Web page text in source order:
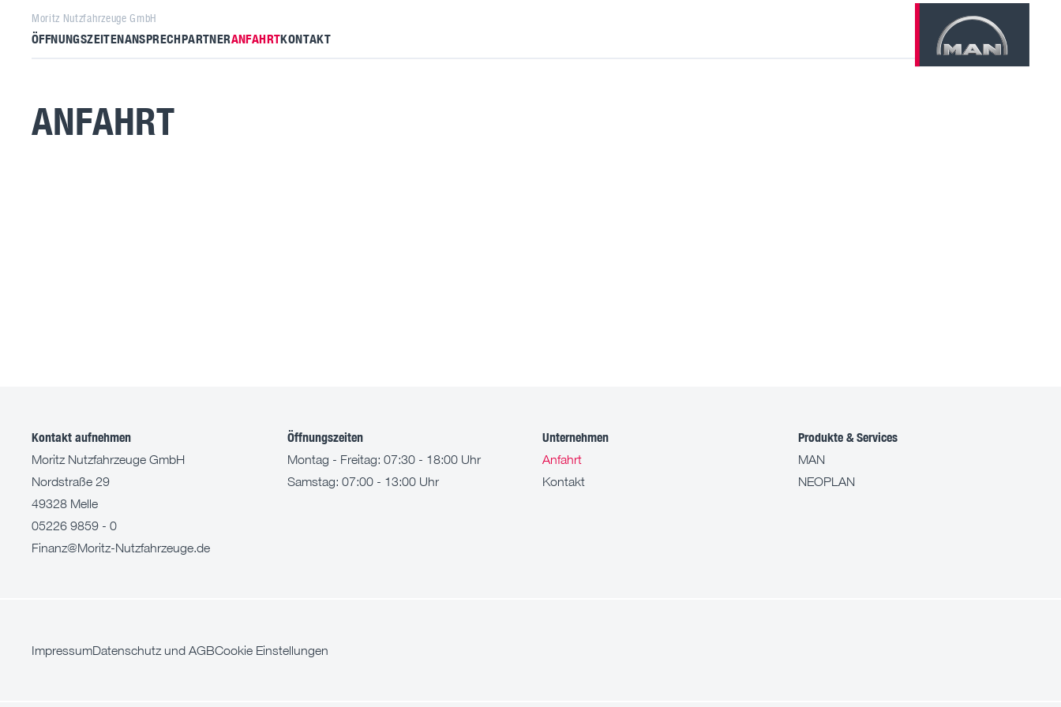
Moritz Nutzfahrzeuge GmbH
ÖFFNUNGSZEITENANSPRECHPARTNERANFAHRTKONTAKT
ANFAHRT
Kontakt aufnehmen
Moritz Nutzfahrzeuge GmbH
Nordstraße 29
49328 Melle
05226 9859 - 0
Finanz@Moritz-Nutzfahrzeuge.de
Öffnungszeiten
Montag - Freitag: 07:30 - 18:00 Uhr
Samstag: 07:00 - 13:00 Uhr
Unternehmen
Anfahrt
Kontakt
Produkte & Services
MAN
NEOPLAN
ImpressumDatenschutz und AGBCookie Einstellungen